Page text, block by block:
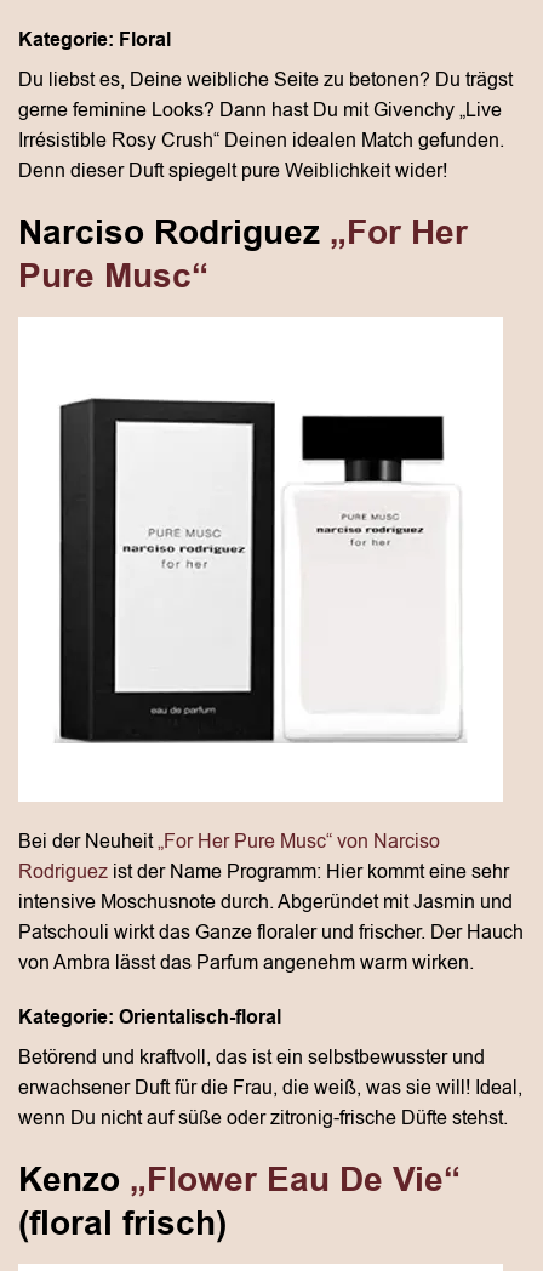
Kategorie: Floral
Du liebst es, Deine weibliche Seite zu betonen? Du trägst
gerne feminine Looks? Dann hast Du mit Givenchy „Live
Irrésistible Rosy Crush“ Deinen idealen Match gefunden.
Denn dieser Duft spiegelt pure Weiblichkeit wider!
Narciso Rodriguez „For Her
Pure Musc“
Bei der Neuheit„For Her Pure Musc“ von Narciso
Rodriguez ist der Name Programm: Hier kommt eine sehr
intensive Moschusnote durch. Abgeründet mit Jasmin und
Patschouli wirkt das Ganze floraler und frischer. Der Hauch
von Ambra lässt das Parfum angenehm warm wirken.
Kategorie: Orientalisch-floral
Betörend und kraftvoll, das ist ein selbstbewusster und
erwachsener Duft für die Frau, die weiß, was sie will! Ideal,
wenn Du nicht auf süße oder zitronig-frische Düfte stehst.
Kenzo „Flower Eau De Vie“
(floral frisch)